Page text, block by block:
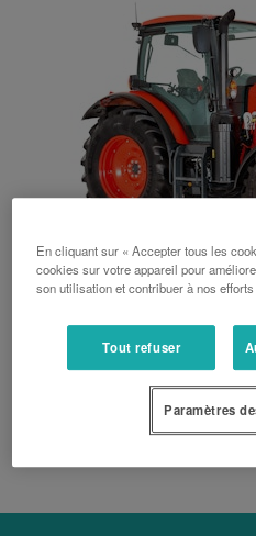
Série
104 ch, 111 ch, 123 ch, 133 ch,
En cliquant sur « Accepter tous les
cookies sur votre appareil pour
son utilisation et contribuer à nos
Tout refuser
Paramètres